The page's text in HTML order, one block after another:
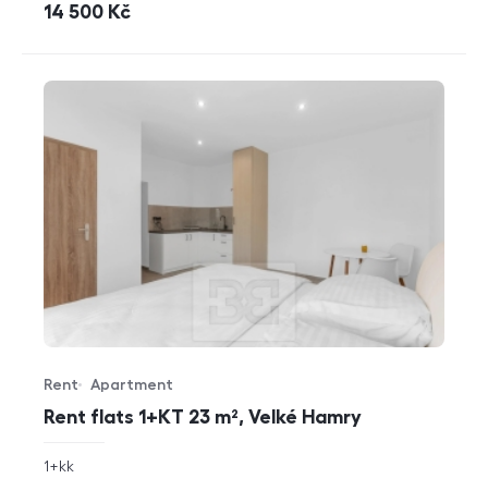
cena
14 500 Kč
Rent flats 1+KT 23 m², Velké Hamry
Offer type
Rent
Property type
Apartment
rozměry
1+kk